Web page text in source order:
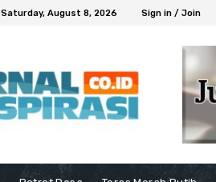
Saturday, August 8, 2026 Sign in / Join